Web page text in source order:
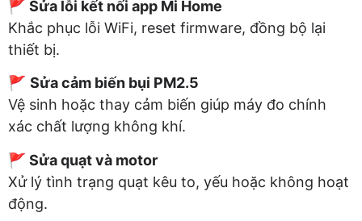
🚩 Sửa lỗi kết nối app Mi Home
Khắc phục lỗi WiFi, reset firmware, đồng bộ lại
thiết bị.
🚩 Sửa cảm biến bụi PM2.5
Vệ sinh hoặc thay cảm biến giúp máy đo chính
xác chất lượng không khí.
🚩 Sửa quạt và motor
Xử lý tình trạng quạt kêu to, yếu hoặc không hoạt
động.